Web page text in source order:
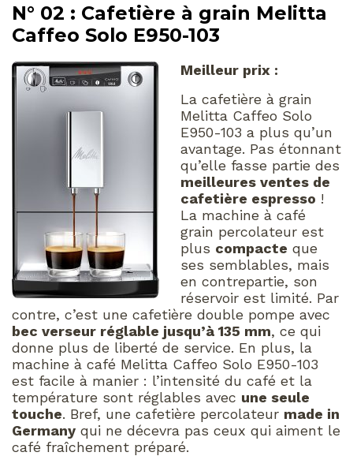
N° 02 : Cafetière à grain Melitta
Caffeo Solo E950-103
Meilleur prix :
La cafetière à grain
Melitta Caffeo Solo
E950-103 a plus qu’un
avantage. Pas étonnant
qu’elle fasse partie des
meilleures ventes de
cafetière espresso !
La machine à café
grain percolateur est
plus compacte que
ses semblables, mais
en contrepartie, son
réservoir est limité. Par
contre, c’est une cafetière double pompe avec
bec verseur réglable jusqu’à 135 mm, ce qui
donne plus de liberté de service. En plus, la
machine à café Melitta Caffeo Solo E950-103
est facile à manier : l’intensité du café et la
température sont réglables avec une seule
touche. Bref, une cafetière percolateur made in
Germany qui ne décevra pas ceux qui aiment le
café fraîchement préparé.